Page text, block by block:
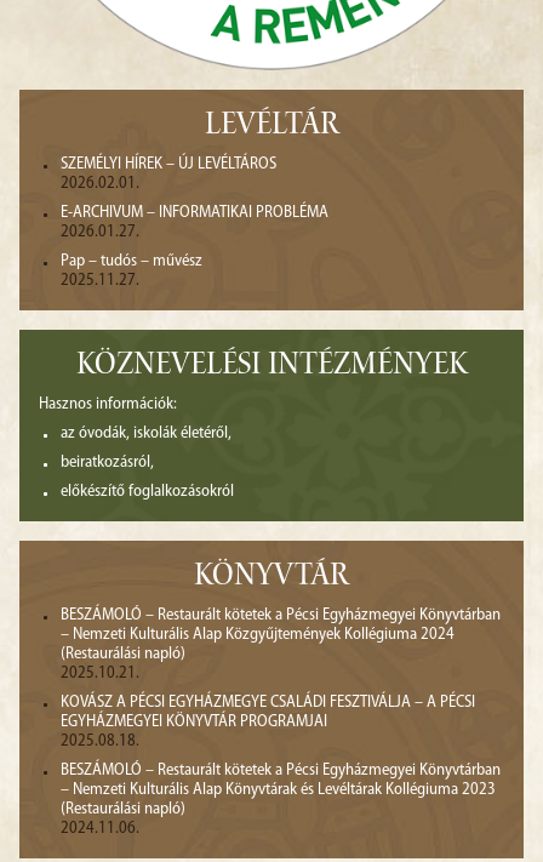
LEVÉLTÁR
SZEMÉLYI HÍREK – ÚJ LEVÉLTÁROS
2026.02.01.
E-ARCHIVUM – INFORMATIKAI PROBLÉMA
2026.01.27.
Pap – tudós – művész
2025.11.27.
KÖZNEVELÉSI INTÉZMÉNYEK
Hasznos információk:
az óvodák, iskolák életéről,
beiratkozásról,
előkészítő foglalkozásokról
KÖNYVTÁR
BESZÁMOLÓ – Restaurált kötetek a Pécsi Egyházmegyei Könyvtárban
– Nemzeti Kulturális Alap Közgyűjtemények Kollégiuma 2024
(Restaurálási napló)
2025.10.21.
KOVÁSZ A PÉCSI EGYHÁZMEGYE CSALÁDI FESZTIVÁLJA – A PÉCSI
EGYHÁZMEGYEI KÖNYVTÁR PROGRAMJAI
2025.08.18.
BESZÁMOLÓ – Restaurált kötetek a Pécsi Egyházmegyei Könyvtárban
– Nemzeti Kulturális Alap Könyvtárak és Levéltárak Kollégiuma 2023
(Restaurálási napló)
2024.11.06.